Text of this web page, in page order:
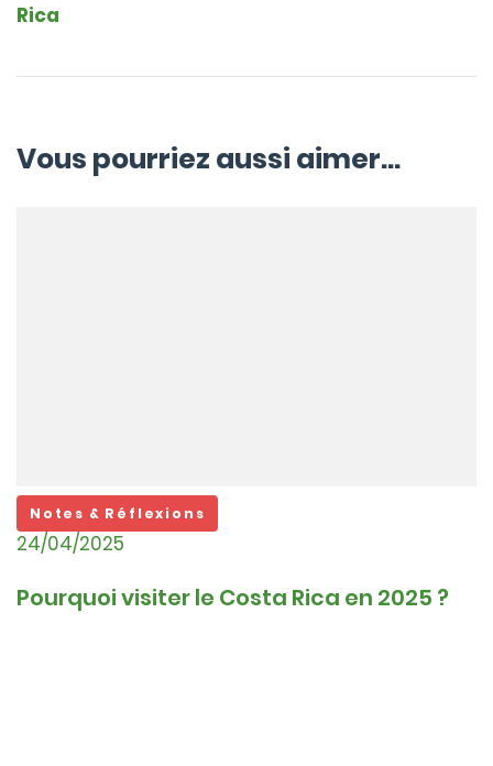
Rica
Vous pourriez aussi aimer...
Notes & Réflexions
24/04/2025
Pourquoi visiter le Costa Rica en 2025 ?